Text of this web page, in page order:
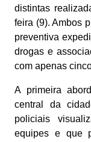
distintas
feira (9). Ambos
preventiva
drogas e
com apenas
A primeira
central da
policiais
equipes e que